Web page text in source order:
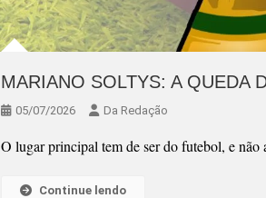
MARIANO SOLTYS: A QUEDA
05/07/2026 Da Redação
O lugar principal tem de ser do futebol, e não
Continue lendo